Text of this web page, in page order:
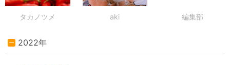
タカノツメ aki 編集部
2022年